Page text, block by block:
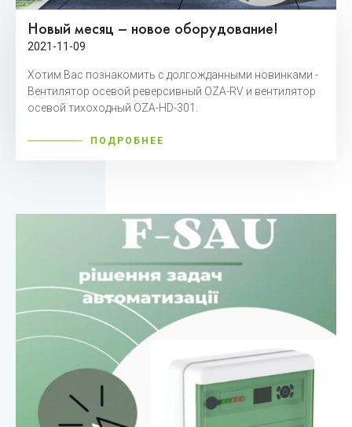
Новый месяц – новое оборудование!
2021-11-09
Хотим Вас познакомить с долгожданными новинками -
Вентилятор осевой реверсивный OZA-RV и вентилятор
осевой тихоходный OZA-HD-301.
ПОДРОБНЕЕ